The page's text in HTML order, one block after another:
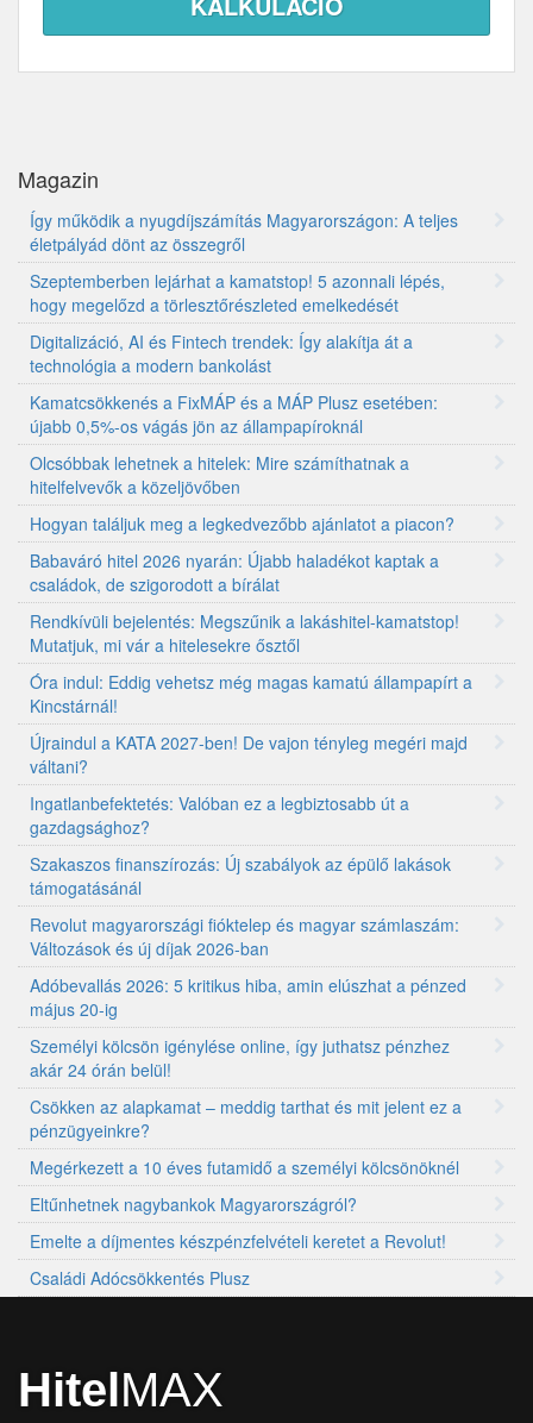
Magazin
Így működik a nyugdíjszámítás Magyarországon: A teljes
életpályád dönt az összegről
Szeptemberben lejárhat a kamatstop! 5 azonnali lépés,
hogy megelőzd a törlesztőrészleted emelkedését
Digitalizáció, AI és Fintech trendek: Így alakítja át a
technológia a modern bankolást
Kamatcsökkenés a FixMÁP és a MÁP Plusz esetében:
újabb 0,5%-os vágás jön az állampapíroknál
Olcsóbbak lehetnek a hitelek: Mire számíthatnak a
hitelfelvevők a közeljövőben
Hogyan találjuk meg a legkedvezőbb ajánlatot a piacon?
Babaváró hitel 2026 nyarán: Újabb haladékot kaptak a
családok, de szigorodott a bírálat
Rendkívüli bejelentés: Megszűnik a lakáshitel-kamatstop!
Mutatjuk, mi vár a hitelesekre ősztől
Óra indul: Eddig vehetsz még magas kamatú állampapírt a
Kincstárnál!
Újraindul a KATA 2027-ben! De vajon tényleg megéri majd
váltani?
Ingatlanbefektetés: Valóban ez a legbiztosabb út a
gazdagsághoz?
Szakaszos finanszírozás: Új szabályok az épülő lakások
támogatásánál
Revolut magyarországi fióktelep és magyar számlaszám:
Változások és új díjak 2026-ban
Adóbevallás 2026: 5 kritikus hiba, amin elúszhat a pénzed
május 20-ig
Személyi kölcsön igénylése online, így juthatsz pénzhez
akár 24 órán belül!
Csökken az alapkamat – meddig tarthat és mit jelent ez a
pénzügyeinkre?
Megérkezett a 10 éves futamidő a személyi kölcsönöknél
Eltűnhetnek nagybankok Magyarországról?
Emelte a díjmentes készpénzfelvételi keretet a Revolut!
Családi Adócsökkentés Plusz
HitelMAX